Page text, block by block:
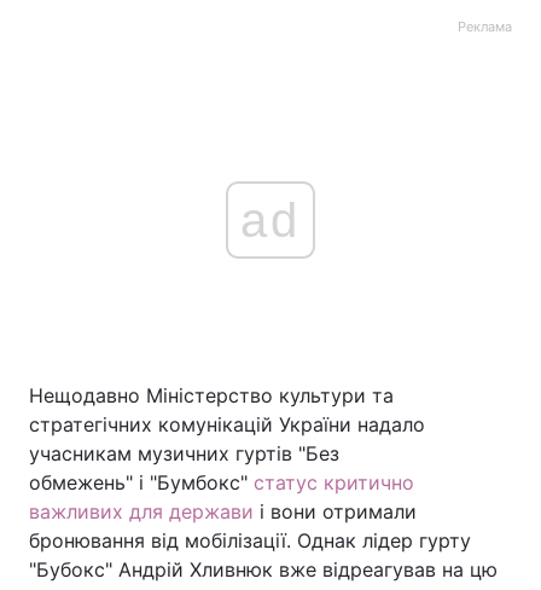
Реклама
ad
Нещодавно Міністерство культури та
стратегічних комунікацій України надало
учасникам музичних гуртів "Без
обмежень" і "Бумбокс" статус критично
важливих для держави і вони отримали
бронювання від мобілізації. Однак лідер гурту
"Бубокс" Андрій Хливнюк вже відреагував на цю